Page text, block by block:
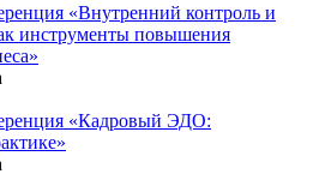
«Внутренний контроль и
инструменты повышения
«Кадровый ЭДО: